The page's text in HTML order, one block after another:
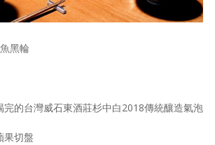
黑輪
的台灣威石東酒莊杉中白2018傳統釀造氣泡
切盤